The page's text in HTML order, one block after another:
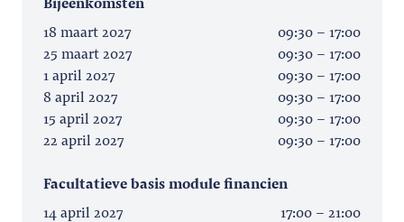
18 maart 2027
09:30 - 17:00
25 maart 2027
09:30 - 17:00
1 april 2027
09:30 - 17:00
8 april 2027
09:30 - 17:00
15 april 2027
09:30 - 17:00
22 april 2027
09:30 - 17:00
Facultatieve basis module financien
14 april 2027
17:00 - 21:00